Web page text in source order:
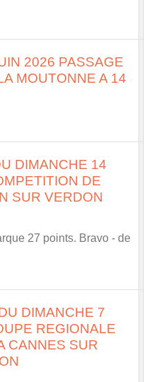
2026 PASSAGE
MOUTONNE A 14
DIMANCHE 14
DE
SUR VERDON
27 points. Bravo - de
DIMANCHE 7
REGIONALE
CANNES SUR